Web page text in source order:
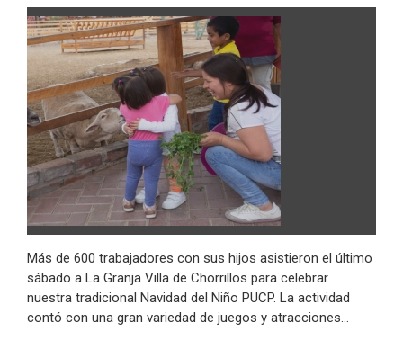
Más de 600 trabajadores con sus hijos asistieron el último
sábado a La Granja Villa de Chorrillos para celebrar
nuestra tradicional Navidad del Niño PUCP. La actividad
contó con una gran variedad de juegos y atracciones…